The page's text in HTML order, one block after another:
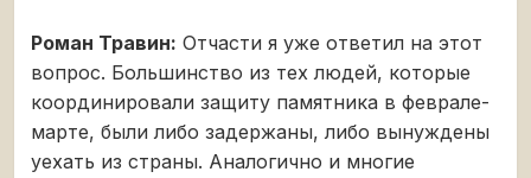
Роман Травин: Отчасти я уже ответил на этот
вопрос. Большинство из тех людей, которые
координировали защиту памятника в феврале-
марте, были либо задержаны, либо вынуждены
уехать из страны. Аналогично и многие